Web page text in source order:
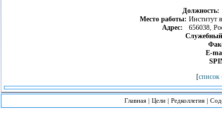
Должность:
Место работы: Институт
Адрес: 656038,
E-
[список
Главная | Цели | Редколлегия |